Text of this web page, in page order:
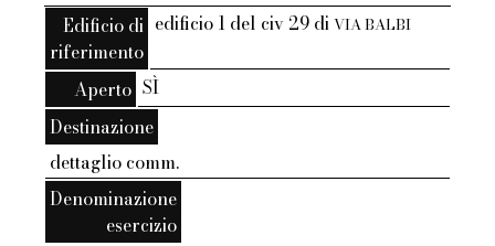
Edificio di
riferimento
edificio 1 del civ 29 diVIA BALBI
Aperto SÌ
Destinazione
dettaglio comm.
Denominazione
esercizio